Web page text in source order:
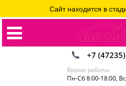
+7
Время работы:
Пн-Сб 8:00-18:00,
Сайт находится в